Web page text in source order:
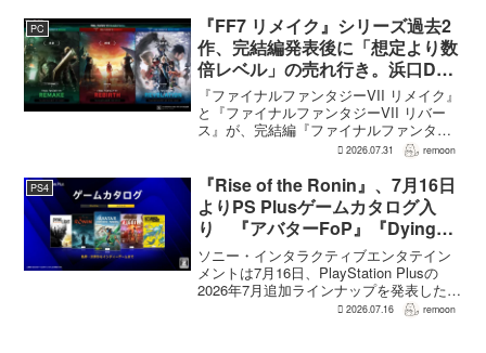
PC
『FF7 リメイク』シリーズ過去2
作、完結編発表後に「想定より数
倍レベル」の売れ行き。浜口Dが
明かす
『ファイナルファンタジーVII リメイク』
と『ファイナルファンタジーVII リバー
ス』が、完結編『ファイナルファンタジ
ーVII リベレーション』の発表後、「我々
ると、シリーズディレクターの浜口直樹
氏がAU...
2026.07.31 remoon
PS4
『Rise of the Ronin』、7月16日
よりPS Plusゲームカタログ入
り 『アバターFoP』『Dying
Light』なども順次配信
ソニー・インタラクティブエンタテイン
メントは7月16日、PlayStation Plusの
2026年7月追加ラインナップを発表した。
幕末の日本を舞台とするTeam NINJAのオ
2026.07.16 remoon